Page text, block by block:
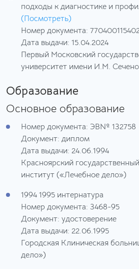
подходы к диагностике и
(Посмотреть)
Номер документа:
Дата выдачи: 15.04.2024
Первый Московский
университет имени И.М.
Образование
Основное образование
Номер документа: ЭВ№ 132758
Документ: диплом
Дата выдачи: 24.06.1994
Красноярский
институт («Лечебное дело»)
1994 1995 интернатура
Номер документа: 3468-95
Документ: удостоверение
Дата выдачи: 22.06.1995
Городская Клиническая
дело»)